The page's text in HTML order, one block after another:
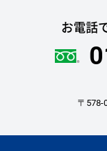
お電話
〒578-